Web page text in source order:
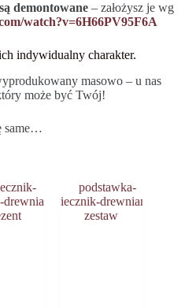
demontowane – założysz je wg
watch?v=6H66PV95F6A
indywidualny charakter.
masowo – u nas
może być Twój!
same…